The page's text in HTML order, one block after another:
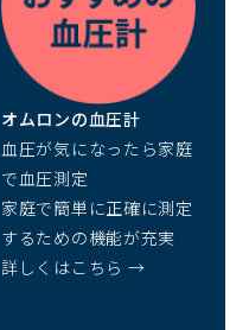
オムロンの血圧計
血圧が気になったら家庭
で血圧測定
家庭で簡単に正確に測定
するための機能が充実
詳しくはこちら →